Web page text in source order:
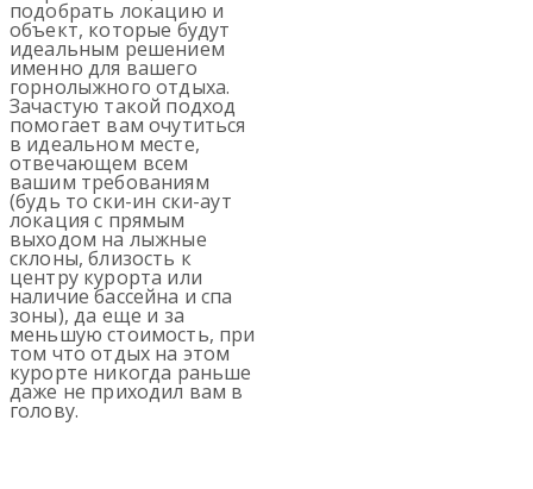
подобрать локацию и
объект, которые будут
идеальным решением
именно для вашего
горнолыжного отдыха.
Зачастую такой подход
помогает вам очутиться
в идеальном месте,
отвечающем всем
вашим требованиям
(будь то ски-ин ски-аут
локация с прямым
выходом на лыжные
склоны, близость к
центру курорта или
наличие бассейна и спа
зоны), да еще и за
меньшую стоимость, при
том что отдых на этом
курорте никогда раньше
даже не приходил вам в
голову.